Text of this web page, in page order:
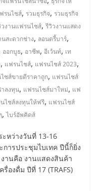
รนไชส์, รวมธุรกิจ, รวมธุรกิจ
วงานแฟรนไชส์,รีวิวงานแสดง
นสะดวกช่าง, ลอนดรี้บาร์,
ออกบูธ, อาชีพ,อีเว้นท์, เท
, แฟรนไชส์, แฟรนไชส์ 2023,
ชส์ขายดีราคาถูก, แฟรนไชส์
ลงทุน, แฟรนไชส์มาใหม่, แฟ
ไชส์ลงทุนให้ฟรี, แฟรนไชส์
,ไบร์อัพคิดส์
ะหว่างวันที่ 13-16
ารประชุมไบเทค ปีนี้ก็ยิ่ง
านคือ งานแสดงสินค้า
องดื่ม ปีที่ 17 (TRAFS)